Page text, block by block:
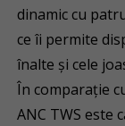
dinamic cu
ce îi permite
înalte și cele
În comparație
ANC TWS este